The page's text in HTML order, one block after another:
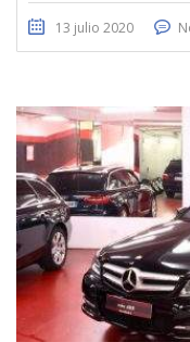
13 julio 2020